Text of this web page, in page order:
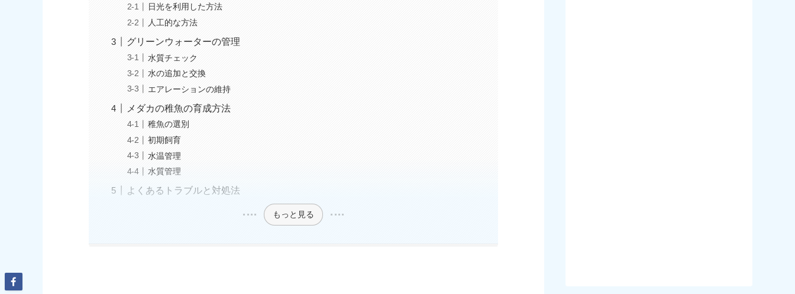
日光を利用した方法
人工的な方法
グリーンウォーターの管理
水質チェック
水の追加と交換
エアレーションの維持
メダカの稚魚の育成方法
稚魚の選別
初期飼育
水温管理
水質管理
よくあるトラブルと対処法
もっと見る